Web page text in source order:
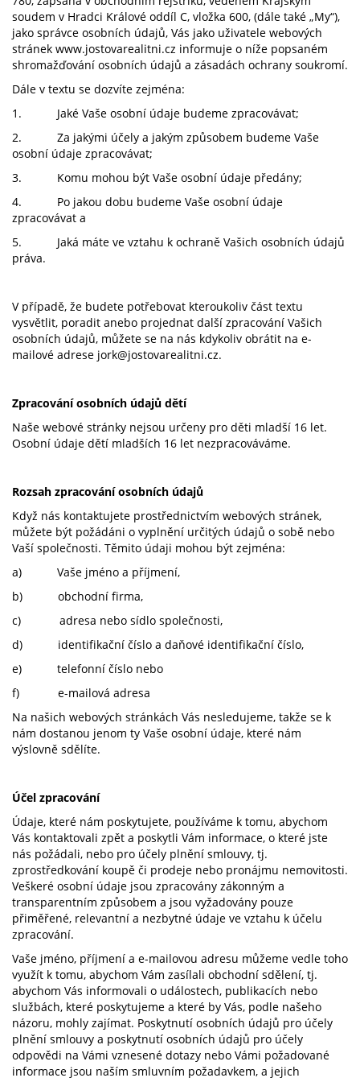
soudem v Hradci Králové oddíl C, vložka 600, (dále také „My“),
jako správce osobních údajů, Vás jako uživatele webových
stránek www.jostovarealitni.cz informuje o níže popsaném
shromažďování osobních údajů a zásadách ochrany soukromí.
Dále v textu se dozvíte zejména:
1. Jaké Vaše osobní údaje budeme zpracovávat;
2. Za jakými účely a jakým způsobem budeme Vaše
osobní údaje zpracovávat;
3. Komu mohou být Vaše osobní údaje předány;
4. Po jakou dobu budeme Vaše osobní údaje
zpracovávat a
5. Jaká máte ve vztahu k ochraně Vašich osobních údajů
práva.
V případě, že budete potřebovat kteroukoliv část textu
vysvětlit, poradit anebo projednat další zpracování Vašich
osobních údajů, můžete se na nás kdykoliv obrátit na e-
mailové adrese jork@jostovarealitni.cz.
Zpracování osobních údajů dětí
Naše webové stránky nejsou určeny pro děti mladší 16 let.
Osobní údaje dětí mladších 16 let nezpracováváme.
Rozsah zpracování osobních údajů
Když nás kontaktujete prostřednictvím webových stránek,
můžete být požádáni o vyplnění určitých údajů o sobě nebo
Vaší společnosti. Těmito údaji mohou být zejména:
a) Vaše jméno a příjmení,
b) obchodní firma,
c) adresa nebo sídlo společnosti,
d) identifikační číslo a daňové identifikační číslo,
e) telefonní číslo nebo
f) e-mailová adresa
Na našich webových stránkách Vás nesledujeme, takže se k
nám dostanou jenom ty Vaše osobní údaje, které nám
výslovně sdělíte.
Účel zpracování
Údaje, které nám poskytujete, používáme k tomu, abychom
Vás kontaktovali zpět a poskytli Vám informace, o které jste
nás požádali, nebo pro účely plnění smlouvy, tj.
zprostředkování koupě či prodeje nebo pronájmu nemovitosti.
Veškeré osobní údaje jsou zpracovány zákonným a
transparentním způsobem a jsou vyžadovány pouze
přiměřené, relevantní a nezbytné údaje ve vztahu k účelu
zpracování.
Vaše jméno, příjmení a e-mailovou adresu můžeme vedle toho
využít k tomu, abychom Vám zasílali obchodní sdělení, tj.
abychom Vás informovali o událostech, publikacích nebo
službách, které poskytujeme a které by Vás, podle našeho
názoru, mohly zajímat. Poskytnutí osobních údajů pro účely
plnění smlouvy a poskytnutí osobních údajů pro účely
odpovědi na Vámi vznesené dotazy nebo Vámi požadované
informace jsou naším smluvním požadavkem, a jejich